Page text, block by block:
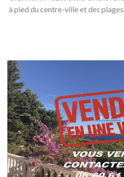
à pied du centre-ville et des